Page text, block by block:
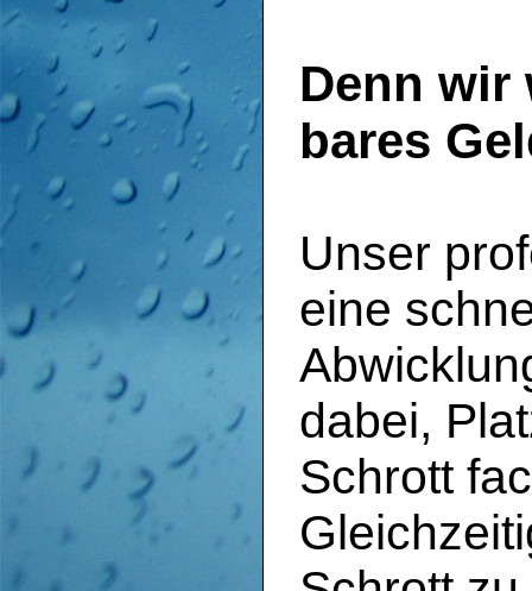
Denn wir
bares
Unser
eine
dabei,
Schrott